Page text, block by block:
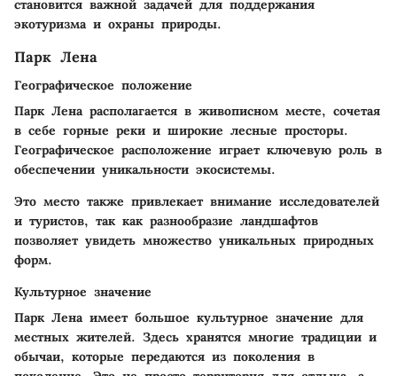
становится важной задачей для поддержания
экотуризма и охраны природы.
Парк Лена
Географическое положение
Парк Лена располагается в живописном месте, сочетая
в себе горные реки и широкие лесные просторы.
Географическое расположение играет ключевую роль в
обеспечении уникальности экосистемы.
Это место также привлекает внимание исследователей
и туристов, так как разнообразие ландшафтов
позволяет увидеть множество уникальных природных
форм.
Культурное значение
Парк Лена имеет большое культурное значение для
местных жителей. Здесь хранятся многие традиции и
обычаи, которые передаются из поколения в